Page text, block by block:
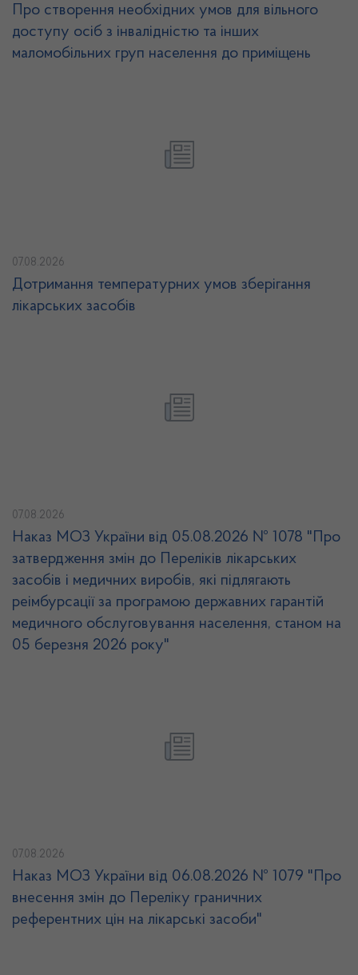
Про створення необхідних умов для вільного
доступу осіб з інвалідністю та інших
маломобільних груп населення до приміщень
07.08.2026
Дотримання температурних умов зберігання
лікарських засобів
07.08.2026
Наказ МОЗ України від 05.08.2026 № 1078 "Про
затвердження змін до Переліків лікарських
засобів і медичних виробів, які підлягають
реімбурсації за програмою державних гарантій
медичного обслуговування населення, станом на
05 березня 2026 року"
07.08.2026
Наказ МОЗ України від 06.08.2026 № 1079 "Про
внесення змін до Переліку граничних
референтних цін на лікарські засоби"